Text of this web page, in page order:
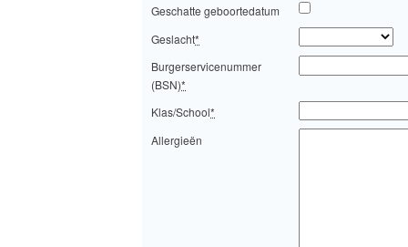
Geschatte geboortedatum
Geslacht*
Burgerservicenummer
(BSN)*
Klas/School*
Allergieën